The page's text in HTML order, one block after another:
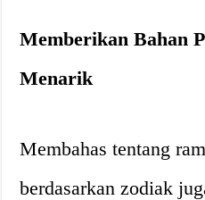
Memberikan Bahan
Menarik
Membahas tentang
berdasarkan zodiak